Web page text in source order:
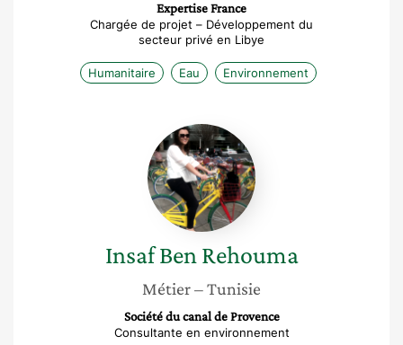
Expertise France
Chargée de projet – Développement du
secteur privé en Libye
Humanitaire Eau Environnement
Insaf
Ben
Rehouma
Insaf Ben Rehouma
Métier– Tunisie
Société du canal de Provence
Consultante en environnement